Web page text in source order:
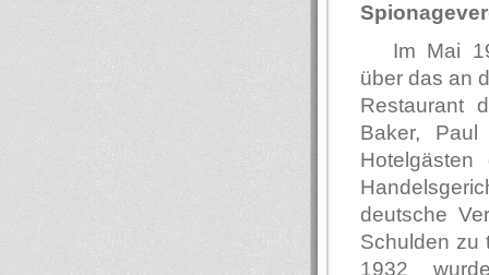
Im Mai
über das an
Restaurant
Baker,
deutsche
Schulden zu
1932